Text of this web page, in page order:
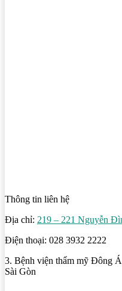
Thông tin liên hệ
Địa chỉ: 219 – 221 Nguyễn
Điện thoại: 028 3932 2222
3. Bệnh viện thẩm mỹ Đông
Sài Gòn